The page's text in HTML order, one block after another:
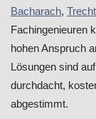
Bacharach,
Fachingenieuren
hohen Anspruch
Lösungen sind
durchdacht,
abgestimmt.